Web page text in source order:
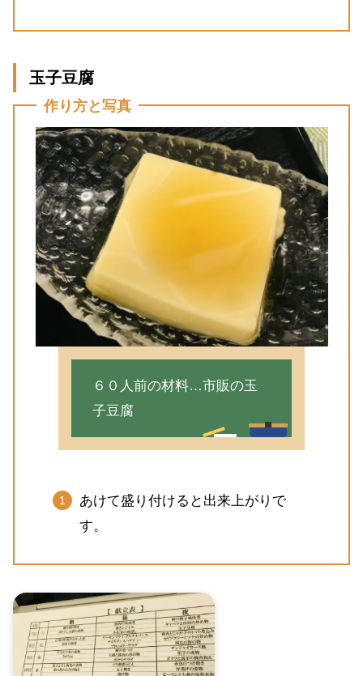
玉子豆腐
作り方と写真
６０人前の材料…市販の玉
子豆腐
あけて盛り付けると出来上がりで
す。